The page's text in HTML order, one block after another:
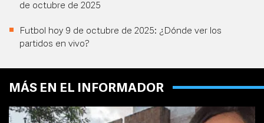
de octubre de 2025
Futbol hoy 9 de octubre de 2025: ¿Dónde ver los
partidos en vivo?
MÁS EN EL INFORMADOR